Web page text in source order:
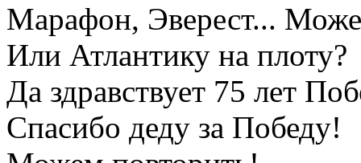
Марафон, Эверест...
Или Атлантику на плоту?
Да здравствует 75 лет
Спасибо деду за Победу!